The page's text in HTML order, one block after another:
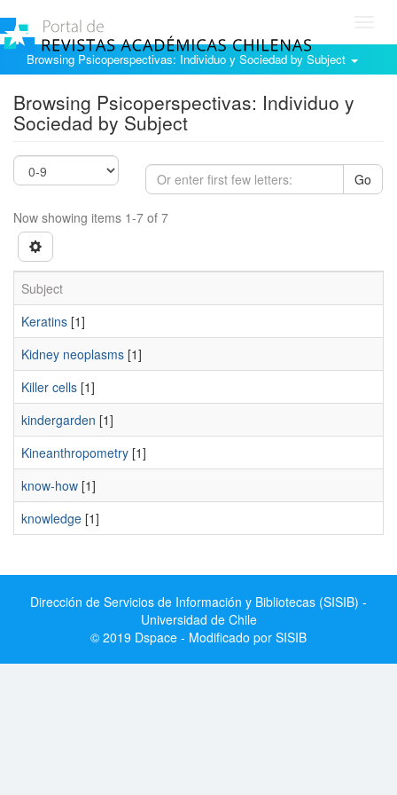
Browsing Psicoperspectivas: Individuo y Sociedad by Subject
Browsing Psicoperspectivas: Individuo y
Sociedad by Subject
Go
Now showing items 1-7 of 7
Subject
Keratins [1]
Kidney neoplasms [1]
Killer cells [1]
kindergarden [1]
Kineanthropometry [1]
know-how [1]
knowledge [1]
Dirección de Servicios de Información y Bibliotecas (SISIB) -
Universidad de Chile
© 2019 Dspace - Modificado por SISIB